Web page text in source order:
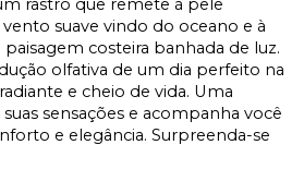
rastro que remete à pele
suave vindo do oceano e à
costeira banhada de luz.
olfativa de um dia perfeito na
e cheio de vida. Uma
sensações e acompanha você
e elegância. Surpreenda-se